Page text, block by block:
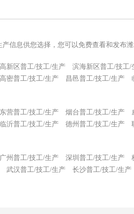
信息供您选择，您可以免费查看和发布潍
高新区普工/技工/生产 滨海新区普工/技工/
高密普工/技工/生产 昌邑普工/技工/生产
东营普工/技工/生产 烟台普工/技工/生产
临沂普工/技工/生产 德州普工/技工/生产
广州普工/技工/生产 深圳普工/技工/生产
武汉普工/技工/生产 长沙普工/技工/生产